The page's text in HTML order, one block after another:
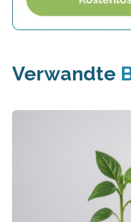
Verwandte